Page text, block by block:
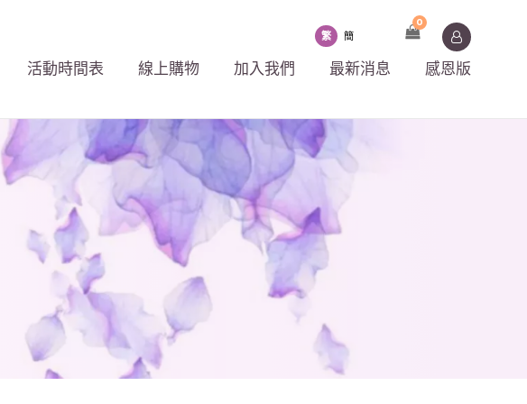
活動時間表 線上購物 加入我們 最新消息 感恩版
繁 簡
0